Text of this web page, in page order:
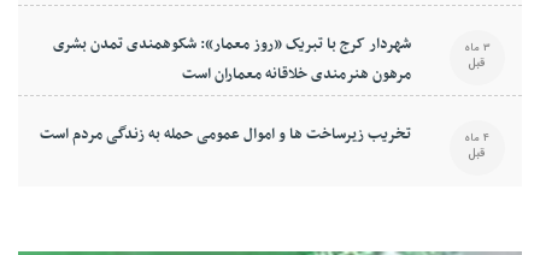
شهردار کرج با تبریک «روز معمار»: شکوهمندی تمدن بشری
مرهون هنرمندی خلاقانه معماران است
3 ماه
قبل
تخریب زیرساخت ها و اموال عمومی حمله به زندگی مردم است 4 ماه
قبل